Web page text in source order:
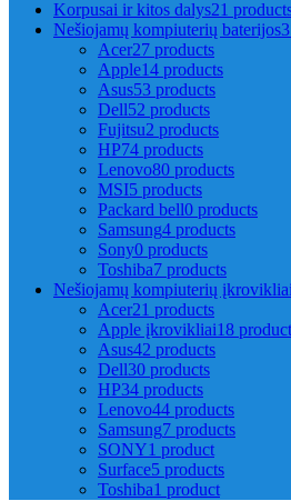
Korpusai ir kitos dalys21
Nešiojamų kompiuterių baterijos
Acer27 products
Apple14 products
Asus53 products
Dell52 products
Fujitsu2 products
HP74 products
Lenovo80 products
MSI5 products
Packard bell0 products
Samsung4 products
Sony0 products
Toshiba7 products
Nešiojamų kompiuterių
Acer21 products
Apple įkrovikliai18
Asus42 products
Dell30 products
HP34 products
Lenovo44 products
Samsung7 products
SONY1 product
Surface5 products
Toshiba1 product